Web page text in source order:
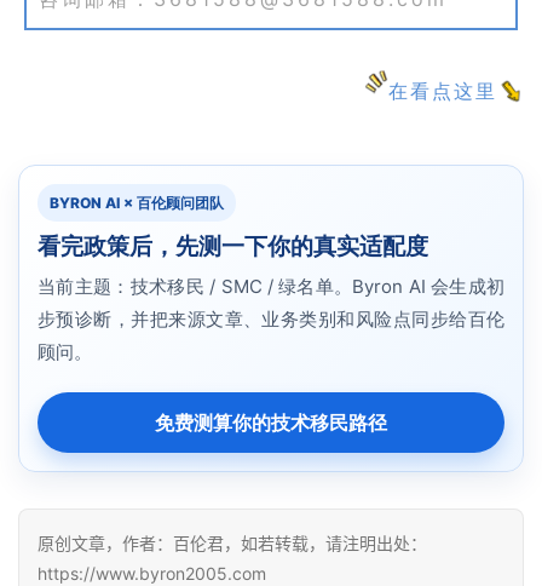
在看点这里
BYRON AI × 百伦顾问团队
看完政策后，先测一下你的真实适配度
当前主题：技术移民 / SMC / 绿名单。Byron AI 会生成初
步预诊断，并把来源文章、业务类别和风险点同步给百伦
顾问。
免费测算你的技术移民路径
原创文章，作者：百伦君，如若转载，请注明出处：
https://www.byron2005.com